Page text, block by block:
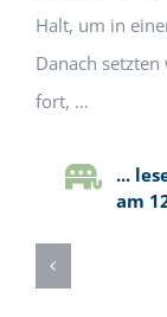
Halt, um in
Danach
fort, …
...
am